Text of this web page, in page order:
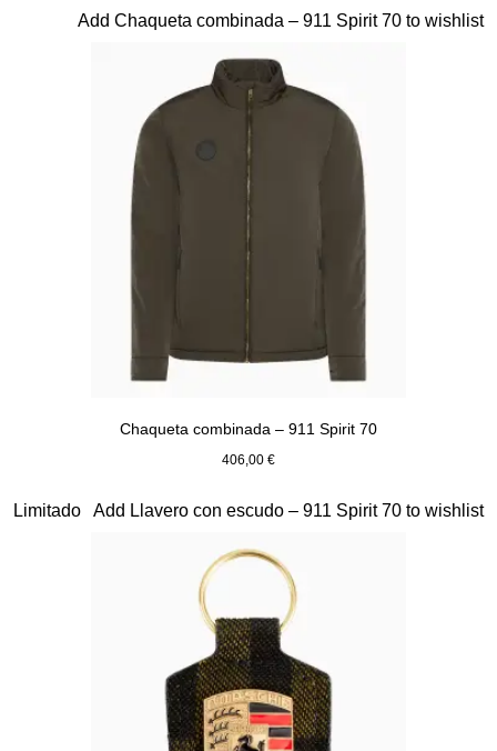
Chaqueta combinada – 911 Spirit 70
406,00 €
Add Chaqueta combinada – 911 Spirit 70 to wishlist
Diapositiva 6 de 20
Limitado Add Llavero con escudo – 911 Spirit 70 to wishlist
Diapositiva 7 de 20